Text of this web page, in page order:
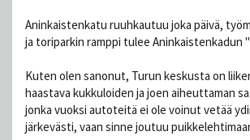
Aninkaistenkatu ruuhkautuu joka päivä,
ja toriparkin ramppi tulee Aninkaistenkadun
Kuten olen sanonut, Turun keskusta on
haastava kukkuloiden ja joen aiheuttaman
jonka vuoksi autoteitä ei ole voinut vetää
järkevästi, vaan sinne joutuu